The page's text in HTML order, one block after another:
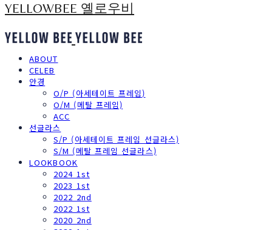
YELLOWBEE 옐로우비
ABOUT
CELEB
안경
O/P (아세테이트 프레임)
O/M (메탈 프레임)
ACC
선글라스
S/P (아세테이트 프레임 선글라스)
S/M (메탈 프레임 선글라스)
LOOKBOOK
2024 1st
2023 1st
2022 2nd
2022 1st
2020 2nd